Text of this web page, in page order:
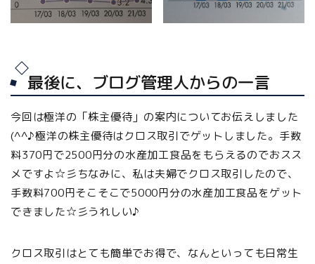
最後に、ブログ管理人からの一言
今回は極洋の「株主優待」の案内についてお伝えしました
(^^♪極洋の株主優待はクロス取引でゲットしました。手数
料370円で2500円分の水産加工食品をもらえるのでおスス
メですよ☆彡ちなみに、私は夫婦でクロス取引したので、
手数料700円そこそこで5000円分の水産加工食品をゲット
できました☆彡うれしい♪
クロス取引はとても簡単でお得で、なんといっても日常生